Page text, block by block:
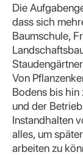
Die
dass sich
Baumschule,
Von
Bodens bis
und der
Instandhalten
alles, um
arbeiten zu